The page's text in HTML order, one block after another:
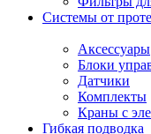
Системы от
Аксессуары
Блоки
Датчики
Комплекты
Краны с
Гибкая подводка